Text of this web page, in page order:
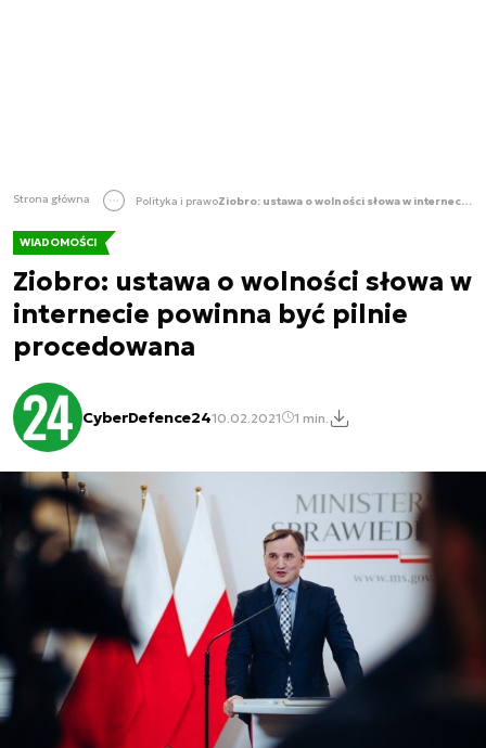
Strona główna Polityka i prawo Ziobro: ustawa o wolności słowa w internecie powinna być pilnie procedowana
WIADOMOŚCI
Ziobro: ustawa o wolności słowa w
internecie powinna być pilnie
procedowana
CyberDefence2410.02.2021 1 min.